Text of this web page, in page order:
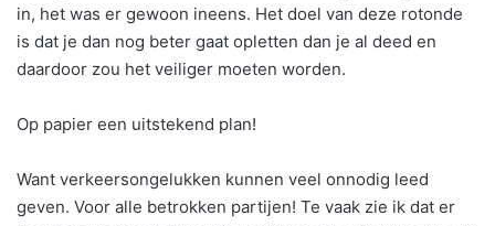
in, het was er gewoon ineens. Het doel van deze rotonde
is dat je dan nog beter gaat opletten dan je al deed en
daardoor zou het veiliger moeten worden.
Op papier een uitstekend plan!
Want verkeersongelukken kunnen veel onnodig leed
geven. Voor alle betrokken partijen! Te vaak zie ik dat er